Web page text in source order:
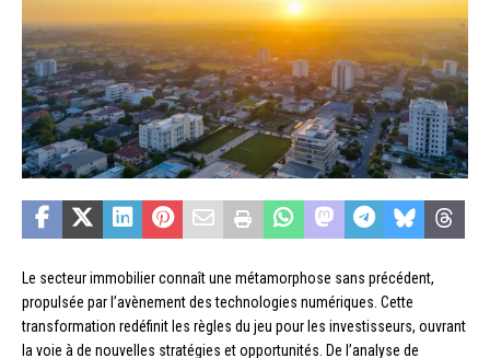
Le secteur immobilier connaît une métamorphose sans précédent,
propulsée par l’avènement des technologies numériques. Cette
transformation redéfinit les règles du jeu pour les investisseurs, ouvrant
la voie à de nouvelles stratégies et opportunités. De l’analyse de